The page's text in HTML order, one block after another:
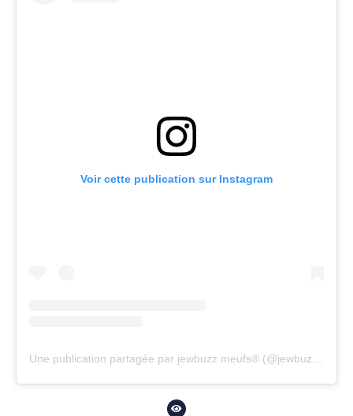
Voir cette publication sur Instagram
Une publication partagée par jewbuzz meufs® (@jewbuzz_meufs)